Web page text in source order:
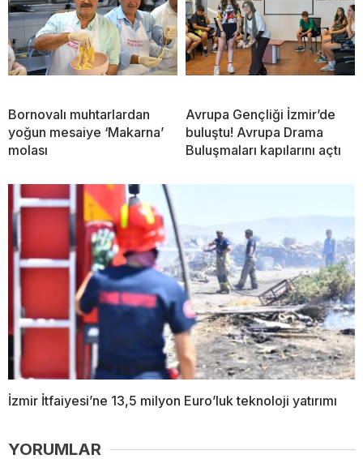
Bornovalı muhtarlardan
yoğun mesaiye ‘Makarna’
molası
Avrupa Gençliği İzmir’de
buluştu! Avrupa Drama
Buluşmaları kapılarını açtı
İzmir İtfaiyesi’ne 13,5 milyon Euro’luk teknoloji yatırımı
YORUMLAR